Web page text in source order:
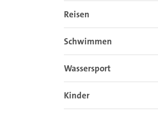
Reisen
Schwimmen
Wassersport
Kinder